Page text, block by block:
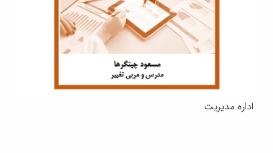
اداره مدیریت